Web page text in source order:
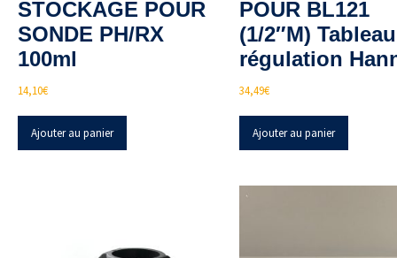
STOCKAGE POUR
SONDE PH/RX
100ml
14,10€
Ajouter au panier
POUR BL121
(1/2″M) Tableau
régulation
34,49€
Ajouter au panier